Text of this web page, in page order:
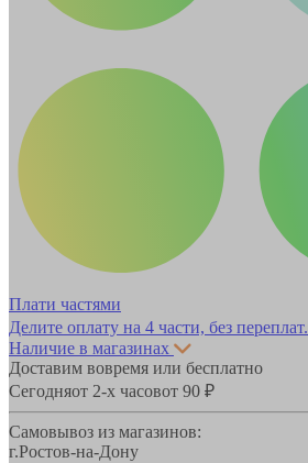
Плати частями
Делите оплату на 4 части, без переплат.
Наличие в магазинах
Доставим вовремя или бесплатно
Сегодняот 2-х часовот 90 ₽
Самовывоз из магазинов:
г.Ростов-на-Дону